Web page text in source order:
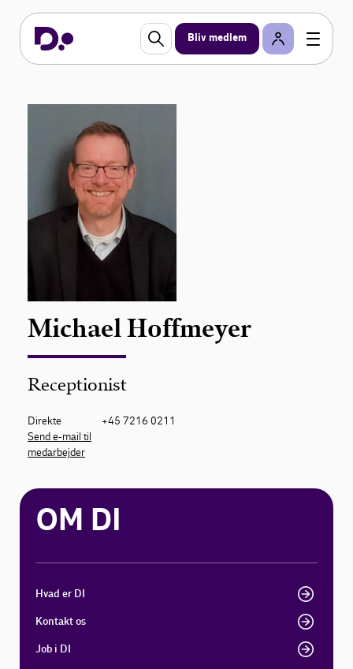
Bliv medlem
Michael Hoffmeyer
Receptionist
Direkte
+45 7216 0211
Send e-mail til
medarbejder
OM DI
Hvad er DI
Kontakt os
Job i DI